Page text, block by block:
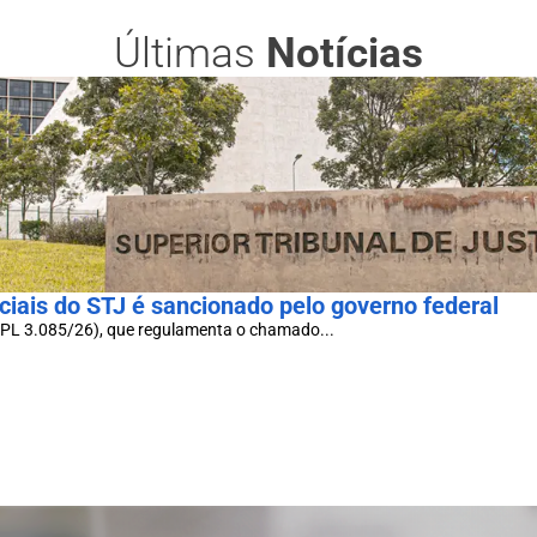
Últimas Notícias
do STJ é sancionado pelo governo federal
3.085/26), que regulamenta o chamado...